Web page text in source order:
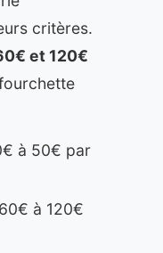
critères.
et 120€
à 50€ par
60€ à 120€